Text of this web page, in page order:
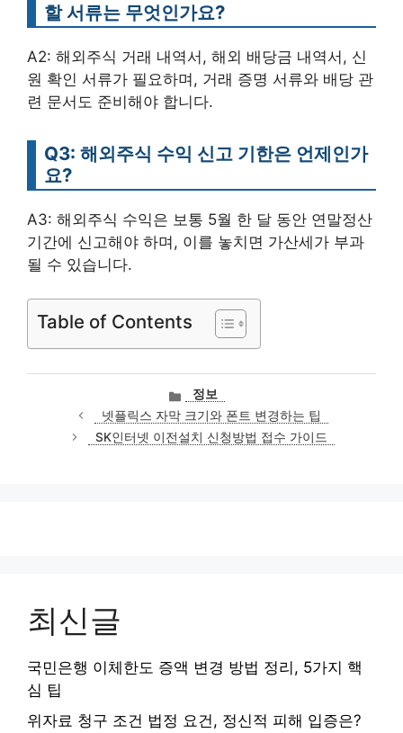
할 서류는 무엇인가요?
A2: 해외주식 거래 내역서, 해외 배당금 내역서, 신
원 확인 서류가 필요하며, 거래 증명 서류와 배당 관
련 문서도 준비해야 합니다.
Q3: 해외주식 수익 신고 기한은 언제인가
요?
A3: 해외주식 수익은 보통 5월 한 달 동안 연말정산
기간에 신고해야 하며, 이를 놓치면 가산세가 부과
될 수 있습니다.
Table of Contents
카
테
고
리
정보
넷플릭스 자막 크기와 폰트 변경하는 팁
SK인터넷 이전설치 신청방법 접수 가이드
최신글
국민은행 이체한도 증액 변경 방법 정리, 5가지 핵
심 팁
위자료 청구 조건 법정 요건, 정신적 피해 입증은?